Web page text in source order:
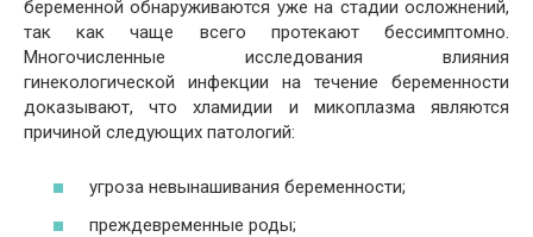
беременной обнаруживаются уже на стадии осложнений,
так как чаще всего протекают бессимптомно.
Многочисленные исследования влияния
гинекологической инфекции на течение беременности
доказывают, что хламидии и микоплазма являются
причиной следующих патологий:
угроза невынашивания беременности;
преждевременные роды;